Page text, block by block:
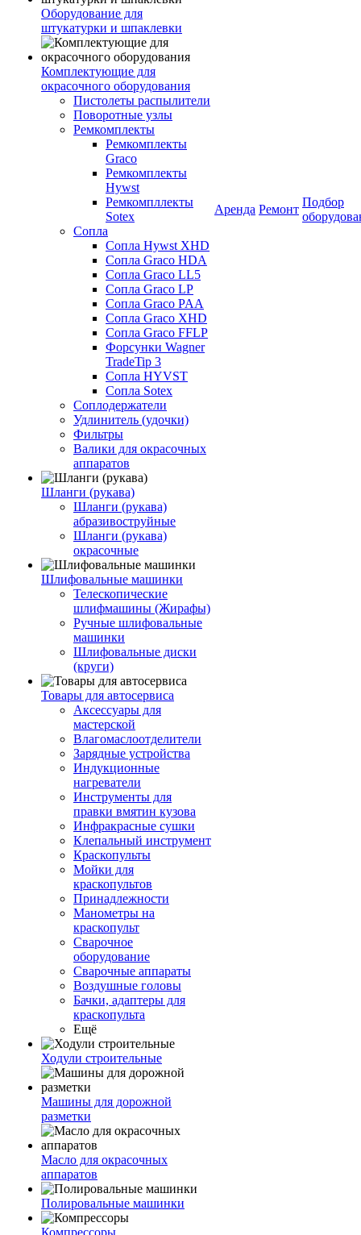
Оборудование для
штукатурки и шпаклевки
Комплектующие для
окрасочного оборудования
Пистолеты распылители
Поворотные узлы
Ремкомплекты
Ремкомплекты
Graco
Ремкомплекты
Hywst
Ремкомпллекты
Sotex
Сопла
Сопла Hywst XHD
Сопла Graco HDA
Сопла Graco LL5
Сопла Graco LP
Сопла Graco PAA
Сопла Graco XHD
Сопла Graco FFLP
Форсунки Wagner
TradeTip 3
Сопла HYVST
Сопла Sotex
Соплодержатели
Удлинитель (удочки)
Фильтры
Валики для окрасочных
аппаратов
Шланги (рукава)
Шланги (рукава)
абразивоструйные
Шланги (рукава)
окрасочные
Шлифовальные машинки
Телескопические
шлифмашины (Жирафы)
Ручные шлифовальные
машинки
Шлифовальные диски
(круги)
Товары для автосервиса
Аксессуары для
мастерской
Влагомаслоотделители
Зарядные устройства
Индукционные
нагреватели
Инструменты для
правки вмятин кузова
Инфракрасные сушки
Клепальный инструмент
Краскопульты
Мойки для
краскопультов
Принадлежности
Манометры на
краскопульт
Сварочное
оборудование
Сварочные аппараты
Воздушные головы
Бачки, адаптеры для
краскопульта
Ещё
Ходули строительные
Машины для дорожной
разметки
Масло для окрасочных
аппаратов
Полировальные машинки
Компрессоры
Аренда Ремонт
Подбор